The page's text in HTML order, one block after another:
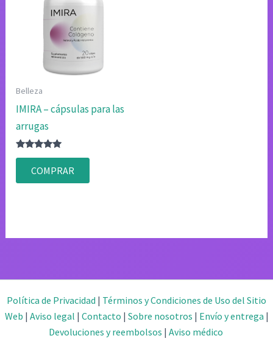
Belleza
IMIRA – cápsulas para las
arrugas
Valorado
4.80
de 5
COMPRAR
Política de Privacidad | Términos y Condiciones de Uso del Sitio
Web | Aviso legal | Contacto | Sobre nosotros | Envío y entrega |
Devoluciones y reembolsos | Aviso médico